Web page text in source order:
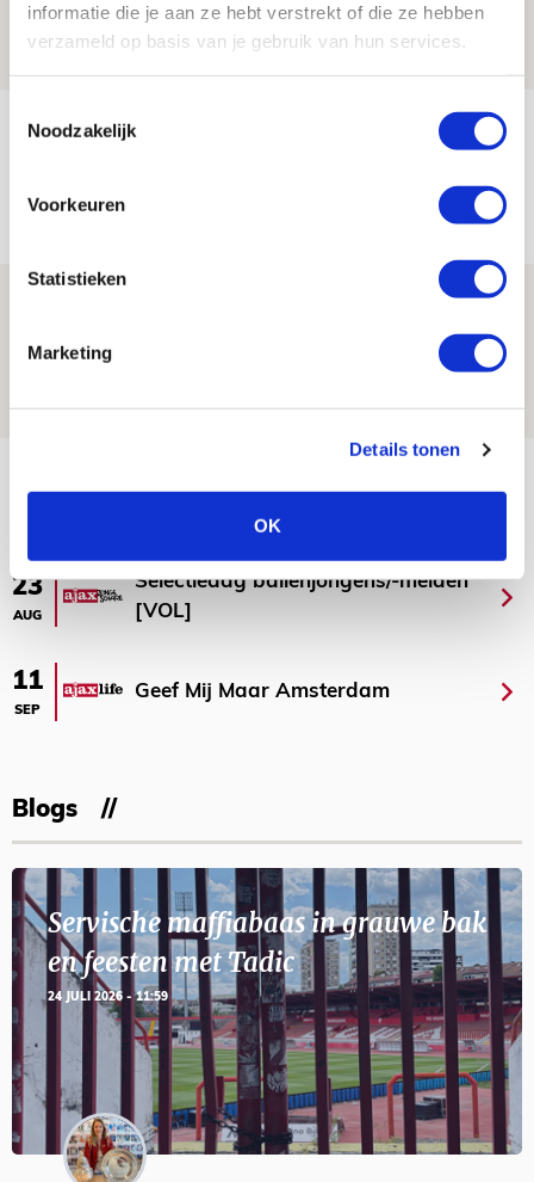
informatie die je aan ze hebt verstrekt of die ze hebben
verzameld op basis van je gebruik van hun services.
Noodzakelijk
Voorkeuren
Statistieken
Marketing
Details tonen
OK
08 AUGUSTUS 2026 - 12:32
Míchels elf: met welke formatie begin
08 AUGUSTUS 2026 - 11:34
maakt Abdalla ‘geen reet’ uit
23
AUG
Selectiedag ballenjongens/-meiden
[VOL]
11
SEP
Geef Mij Maar Amsterdam
Blogs
Servische maffiabaas in grauwe bak
en feesten met Tadic
24 JULI 2026 - 11:59